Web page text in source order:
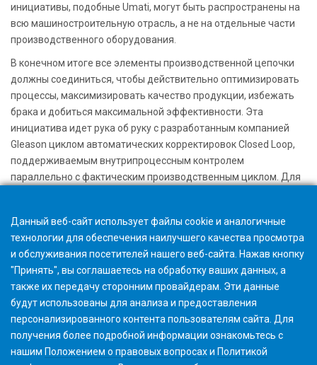
инициативы, подобные Umati, могут быть распространены на
всю машиностроительную отрасль, а не на отдельные части
производственного оборудования.
В конечном итоге все элементы производственной цепочки
должны соединиться, чтобы действительно оптимизировать
процессы, максимизировать качество продукции, избежать
брака и добиться максимальной эффективности. Эта
инициатива идет рука об руку с разработанным компанией
Gleason циклом автоматических корректировок Closed Loop,
поддерживаемым внутрипроцессным контролем
параллельно с фактическим производственным циклом. Для
Данный веб-сайт использует файлы cookie и аналогичные
технологии для обеспечения наилучшего качества просмотра
и обслуживания посетителей нашего веб-сайта. Нажав кнопку
"Принять", вы соглашаетесь на обработку ваших данных, а
также их передачу сторонним провайдерам. Эти данные
будут использованы для анализа и предоставления
персонализированного контента пользователям сайта. Для
получения более подробной информации ознакомьтесь с
нашим Положением о правовых вопросахи Политикой